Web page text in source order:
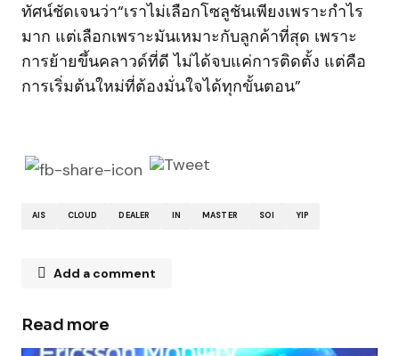
ทัศน์ชัดเจนว่า“เราไม่เลือกโซลูชันเพียงเพราะกำไร
มาก แต่เลือกเพราะมันเหมาะกับลูกค้าที่สุด เพราะ
การย้ายขึ้นคลาวด์ที่ดี ไม่ได้จบแค่การติดตั้ง แต่คือ
การเริ่มต้นใหม่ที่ต้องมั่นใจได้ทุกขั้นตอน”
AIS CLOUD DEALER IN MASTER SOI YIP
Add a comment
Your email address will not be published.
Read more